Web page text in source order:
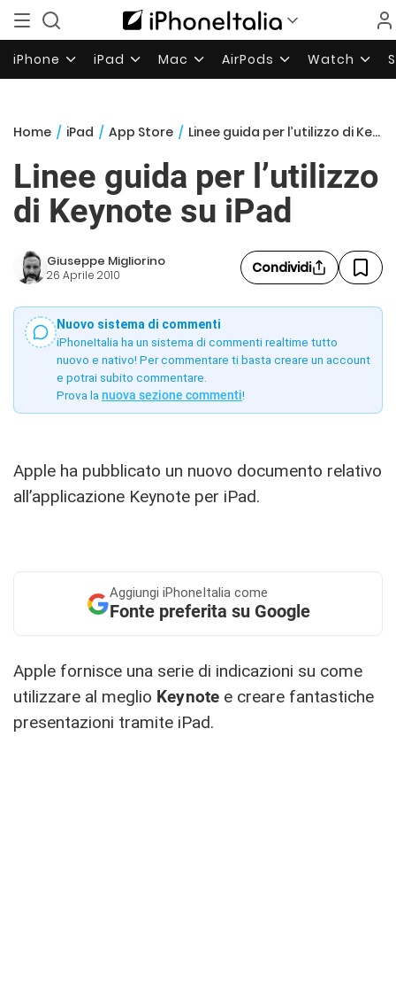
iPhone iPad Mac AirPods Watch
Home / iPad / App Store / Linee guida per l’utilizzo di Keynote su iPad
Linee guida per l’utilizzo
di Keynote su iPad
Giuseppe Migliorino
26 Aprile 2010 Condividi
Nuovo sistema di commenti
iPhoneItalia ha un sistema di commenti realtime tutto
nuovo e nativo! Per commentare ti basta creare un account
e potrai subito commentare.
Prova la nuova sezione commenti!
Apple ha pubblicato un nuovo documento relativo
all’applicazione Keynote per iPad.
Aggiungi iPhoneItalia come
Fonte preferita su Google
Apple fornisce una serie di indicazioni su come
utilizzare al meglio Keynote e creare fantastiche
presentazioni tramite iPad.